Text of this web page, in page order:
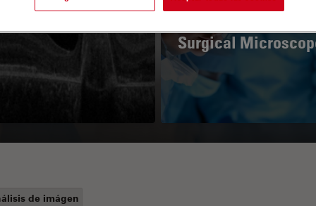
Surgical
de imágen